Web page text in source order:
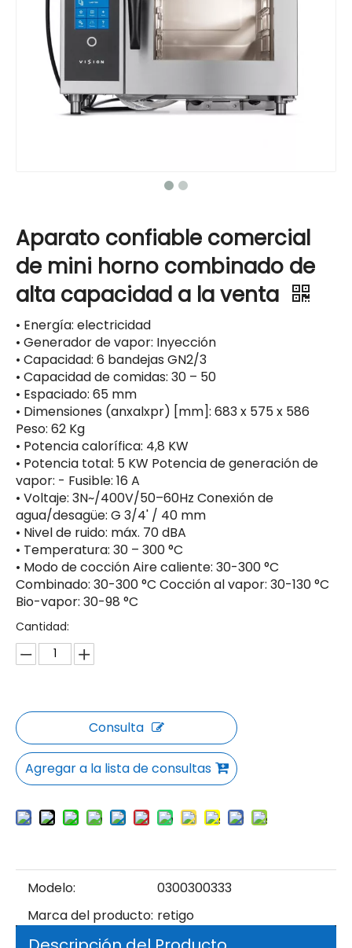
Aparato confiable comercial
de mini horno combinado de
alta capacidad a la venta
• Energía: electricidad
• Generador de vapor: Inyección
• Capacidad: 6 bandejas GN2/3
• Capacidad de comidas: 30 – 50
• Espaciado: 65 mm
• Dimensiones (anxalxpr) [mm]: 683 x 575 x 586
Peso: 62 Kg
• Potencia calorífica: 4,8 KW
• Potencia total: 5 KW Potencia de generación de
vapor: - Fusible: 16 A
• Voltaje: 3N~/400V/50–60Hz Conexión de
agua/desagüe: G 3/4' / 40 mm
• Nivel de ruido: máx. 70 dBA
• Temperatura: 30 – 300 °C
• Modo de cocción Aire caliente: 30-300 °C
Combinado: 30-300 °C Cocción al vapor: 30-130 °C
Bio-vapor: 30-98 °C
Cantidad:
Consulta
Agregar a la lista de consultas
Modelo:
0300300333
Marca del producto: retigo